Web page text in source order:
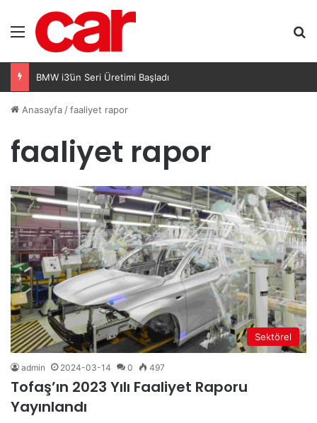
Menü
BMW i3’ün Seri Üretimi Başladı
Anasayfa /faaliyet rapor
faaliyet rapor
Sektörel
admin 2024-03-14 0 497
Tofaş’ın 2023 Yılı Faaliyet Raporu
Yayınlandı